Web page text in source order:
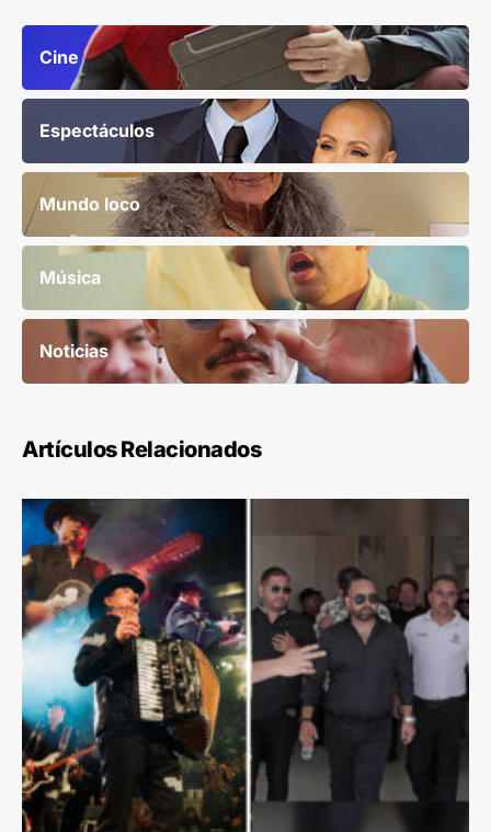
Cine
Espectáculos
Mundo loco
Música
Noticias
Artículos Relacionados